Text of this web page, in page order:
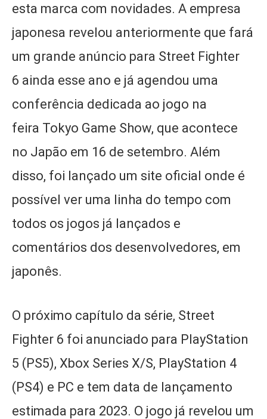
esta marca com novidades. A empresa
japonesa revelou anteriormente que fará
um grande anúncio para Street Fighter
6 ainda esse ano e já agendou uma
conferência dedicada ao jogo na
feira Tokyo Game Show, que acontece
no Japão em 16 de setembro. Além
disso, foi lançado um site oficial onde é
possível ver uma linha do tempo com
todos os jogos já lançados e
comentários dos desenvolvedores, em
japonês.
O próximo capítulo da série, Street
Fighter 6 foi anunciado para PlayStation
5 (PS5), Xbox Series X/S, PlayStation 4
(PS4) e PC e tem data de lançamento
estimada para 2023. O jogo já revelou um